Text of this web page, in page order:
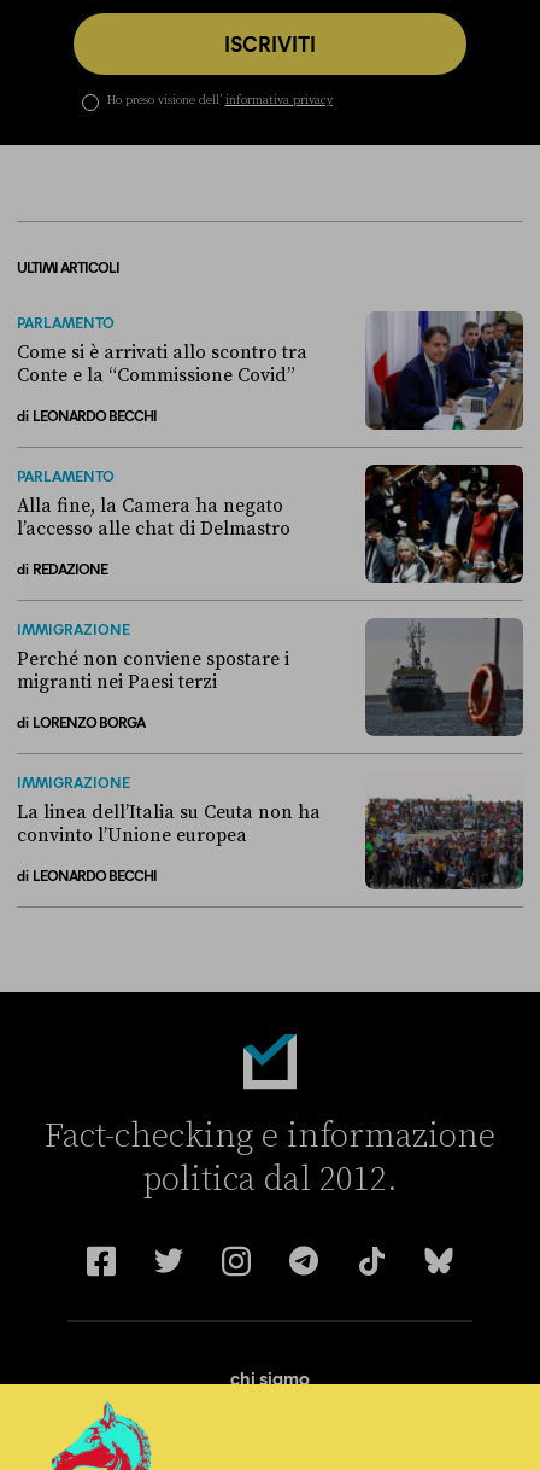
ISCRIVITI
Ho preso visione dell’ informativa privacy
ULTIMI ARTICOLI
PARLAMENTO
Come si è arrivati allo scontro tra
Conte e la “Commissione Covid”
di LEONARDO BECCHI
PARLAMENTO
Alla fine, la Camera ha negato
l’accesso alle chat di Delmastro
di REDAZIONE
IMMIGRAZIONE
Perché non conviene spostare i
migranti nei Paesi terzi
di LORENZO BORGA
IMMIGRAZIONE
La linea dell’Italia su Ceuta non ha
convinto l’Unione europea
di LEONARDO BECCHI
Fact-checking e informazione
politica dal 2012.
chi siamo